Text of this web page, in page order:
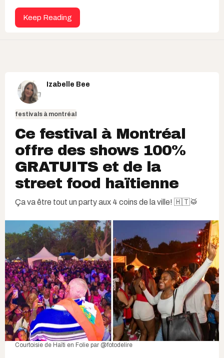
Keep Reading
Izabelle Bee
festivals à montréal
Ce festival à Montréal
offre des shows 100%
GRATUITS et de la
street food haïtienne​
Ça va être tout un party aux 4 coins de la ville! 🇭🇹🥁
Courtoisie de Haïti en Folie par @fotodelire